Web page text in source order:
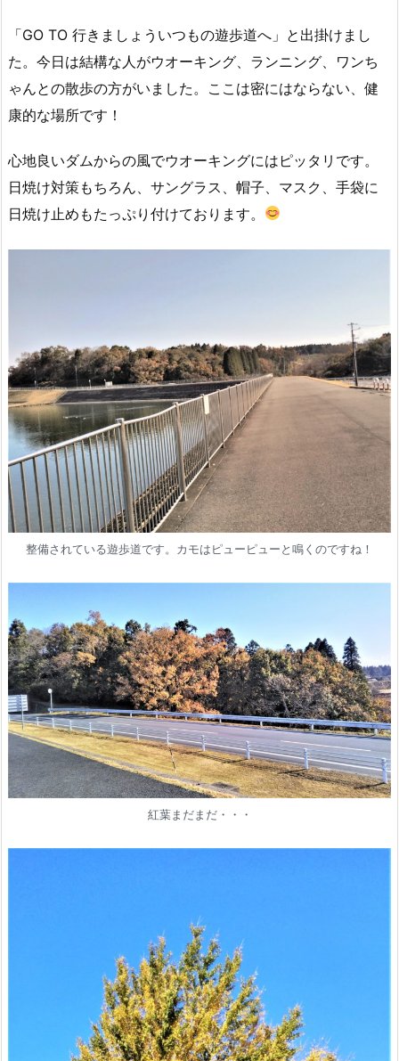
「GO TO 行きましょういつもの遊歩道へ」と出掛けまし
た。今日は結構な人がウオーキング、ランニング、ワンち
ゃんとの散歩の方がいました。ここは密にはならない、健
康的な場所です！
心地良いダムからの風でウオーキングにはピッタリです。
日焼け対策もちろん、サングラス、帽子、マスク、手袋に
日焼け止めもたっぷり付けております。
整備されている遊歩道です。カモはピューピューと鳴くのですね！
紅葉まだまだ・・・